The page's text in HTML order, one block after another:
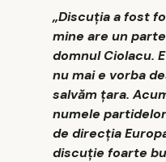
„Discuția a fost
mine are un
domnul Ciolacu.
nu mai e vorba
salvăm țara.
numele
de direcția
discuție foarte